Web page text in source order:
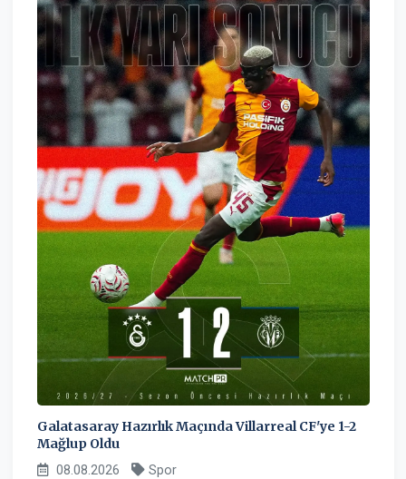
Galatasaray Hazırlık Maçında Villarreal CF'ye 1-2
Mağlup Oldu
08.08.2026 Spor